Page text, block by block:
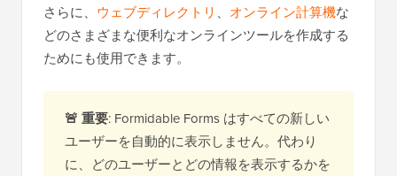
さらに、 ウェブディレクトリ 、 オンライン計算機な
どのさまざまな便利なオンラインツールを作成する
ためにも使用できます。
🚨 重要: Formidable Forms はすべての新しい
ユーザーを自動的に表示しません。代わり
に、どのユーザーとどの情報を表示するかを